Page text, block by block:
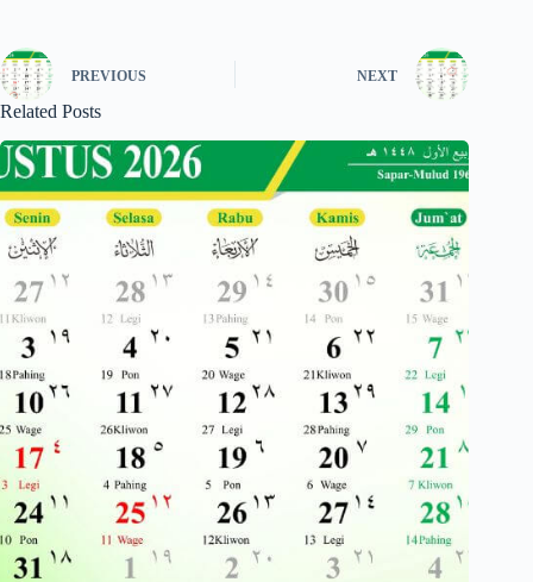
PREVIOUS NEXT
Related Posts